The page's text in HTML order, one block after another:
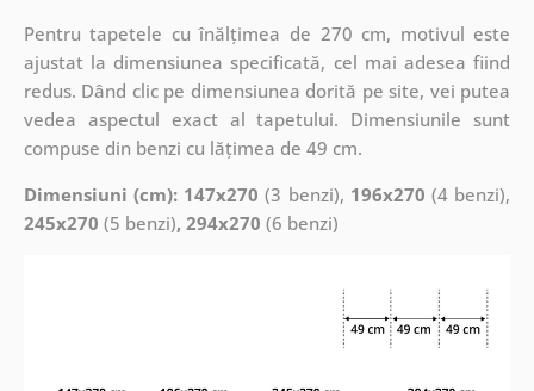
Pentru tapetele cu înălțimea de 270 cm, motivul este
ajustat la dimensiunea specificată, cel mai adesea fiind
redus. Dând clic pe dimensiunea dorită pe site, vei putea
vedea aspectul exact al tapetului. Dimensiunile sunt
compuse din benzi cu lățimea de 49 cm.
Dimensiuni (cm): 147x270 (3 benzi), 196x270 (4 benzi),
245x270 (5 benzi), 294x270 (6 benzi)